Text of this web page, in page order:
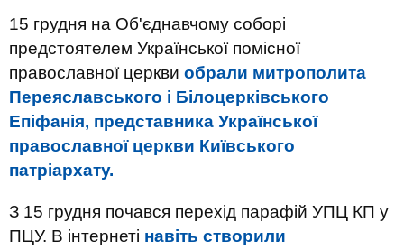
15 грудня на Об'єднавчому соборі
предстоятелем Української помісної
православної церкви обрали митрополита
Переяславського і Білоцерківського
Епіфанія, представника Української
православної церкви Київського
патріархату.
З 15 грудня почався перехід парафій УПЦ КП у
ПЦУ. В інтернеті навіть створили